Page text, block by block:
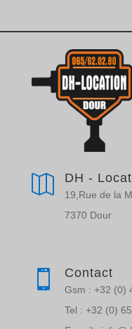
 DH -
19,Rue de la
7370 Dour
 Contact
Gsm : +32 (0)
Tel : +32 (0)